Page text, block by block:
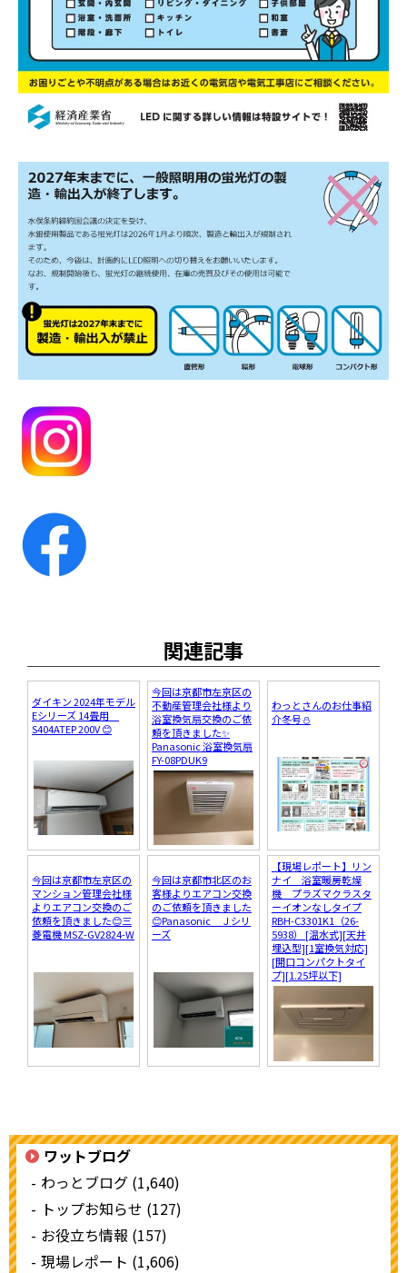
関連記事
ダイキン 2024年モデル
Eシリーズ 14畳用
S404ATEP 200V 😊
今回は京都市左京区の
不動産管理会社様より
浴室換気扇交換のご依
頼を頂きました✨
Panasonic 浴室換気扇
FY-08PDUK9
わっとさんのお仕事紹
介冬号⛄
今回は京都市左京区の
マンション管理会社様
よりエアコン交換のご
依頼を頂きました😊三
菱電機 MSZ-GV2824-W
今回は京都市北区のお
客様よりエアコン交換
のご依頼を頂きました
😊Panasonic Ｊシリ
ーズ
【現場レポート】リン
ナイ 浴室暖房乾燥
機 プラズマクラスタ
ーイオンなしタイプ
RBH-C3301K1（26-
5938） [温水式][天井
埋込型][1室換気対応]
[開口コンパクトタイ
プ][1.25坪以下]
ワットブログ
わっとブログ (1,640)
トップお知らせ (127)
お役立ち情報 (157)
現場レポート (1,606)